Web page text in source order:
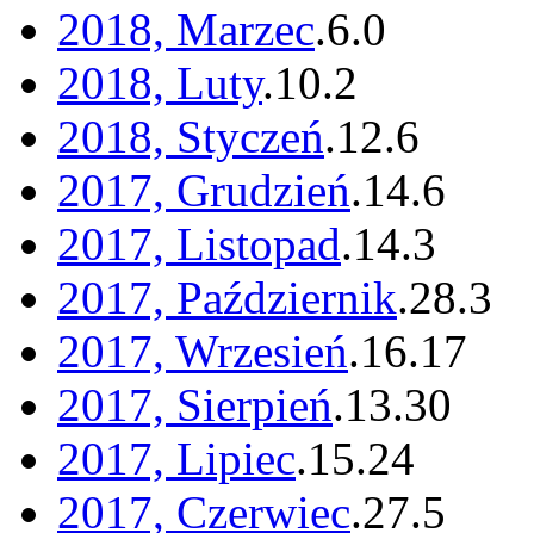
2018, Marzec.6.0
2018, Luty.10.2
2018, Styczeń.12.6
2017, Grudzień.14.6
2017, Listopad.14.3
2017, Październik.28.3
2017, Wrzesień.16.17
2017, Sierpień.13.30
2017, Lipiec.15.24
2017, Czerwiec.27.5